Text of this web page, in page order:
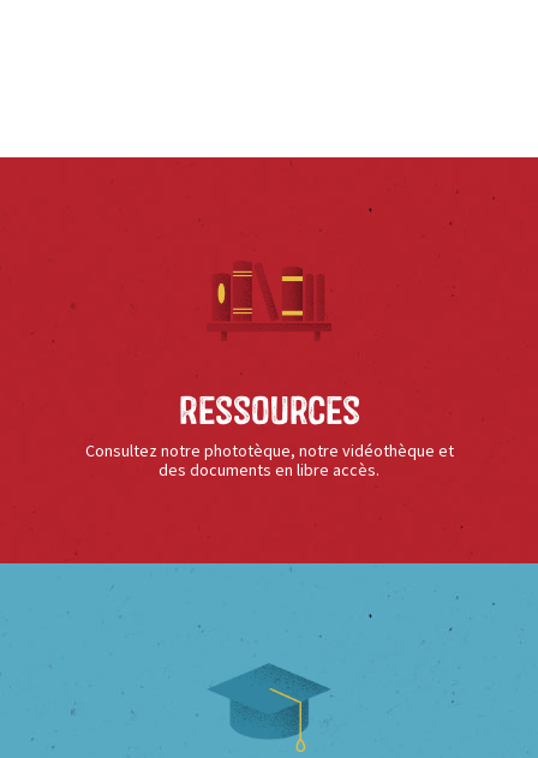
Ressources
Consultez notre phototèque, notre vidéothèque et
des documents en libre accès.